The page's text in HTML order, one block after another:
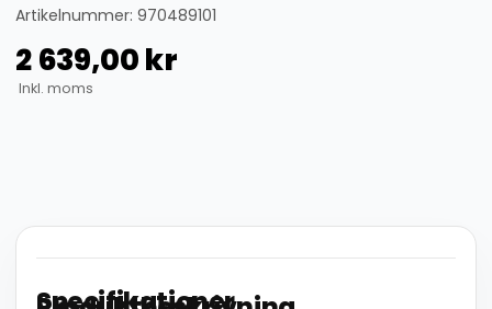
Artikelnummer: 970489101
2 639,00kr
Inkl. moms
Specifikationer